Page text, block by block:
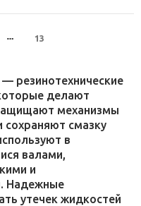
13
резинотехнические
делают
механизмы
сохраняют смазку
в
валами,
и
Надежные
утечек жидкостей